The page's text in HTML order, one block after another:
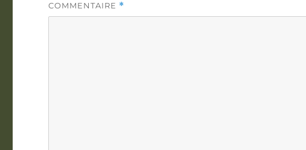
COMMENTAIRE *